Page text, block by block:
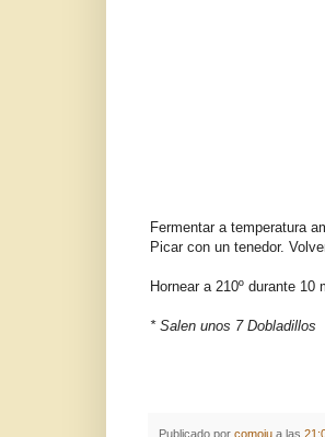
Fermentar a temperatura
Picar con un tenedor.
Hornear a 210º durante 10
* Salen unos 7 Dobladillos
Publicado por comoju a las